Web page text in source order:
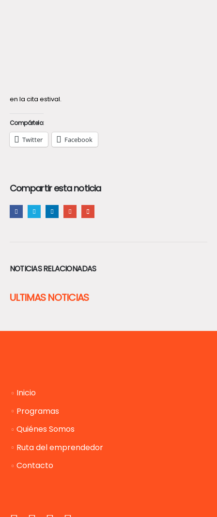
en la cita estival.
Compártelo:
Twitter Facebook
Compartir esta noticia
NOTICIAS RELACIONADAS
ULTIMAS NOTICIAS
Inicio
Programas
Quiénes Somos
Ruta del emprendedor
Contacto